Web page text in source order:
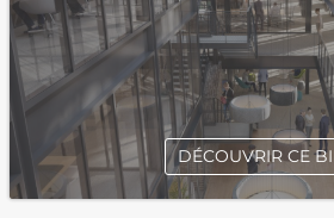
DÉCOUVRIR CE